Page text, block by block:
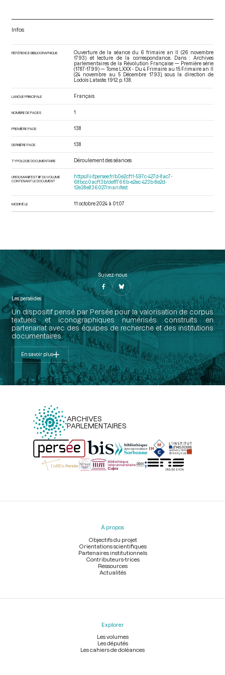
Infos
RÉFÉRENCE BIBLIOGRAPHIQUE
Ouverture de la séance du 6 frimaire an II (26 novembre
1793) et lecture de la correspondance. Dans : Archives
parlementaires de la Révolution Française — Première série
(1787-1799) — Tome LXXX - Du 4 Frimaire au 15 Frimaire an II
(24 novembre au 5 Décembre 1793), sous la direction de
Lodoïs Lataste. 1912. p. 138.
LANGUE PRINCIPALE Français
NOMBRE DE PAGES 1
PREMIÈRE PAGE 138
DERNIÈRE PAGE 138
TYPOLOGIE DOCUMENTAIRE Déroulement des séances
URI DU MANIFEST IIIF DU VOLUME
CONTENANT LE DOCUMENT
https://iiif.persee.fr/b0e2cf11-597c-427d-8ac7-
68bcc0acf13b/deff766b-e2ec-423b-8e2d-
12e38e836027/manifest
MODIFIÉ LE 11 octobre 2024 à 01:07
Suivez-nous
Les perséides
Un dispositif pensé par Persée pour la valorisation de corpus
textuels et iconographiques numérisés construits en
partenariat avec des équipes de recherche et des institutions
documentaires.
En savoir plus
ARCHIVES
PARLEMENTAIRES
Menu
À propos
Objectifs du projet
Orientations scientifiques
Partenaires institutionnels
Contributeurs-trices
Ressources
Actualités
Explorer
Les volumes
Les députés
Les cahiers de doléances